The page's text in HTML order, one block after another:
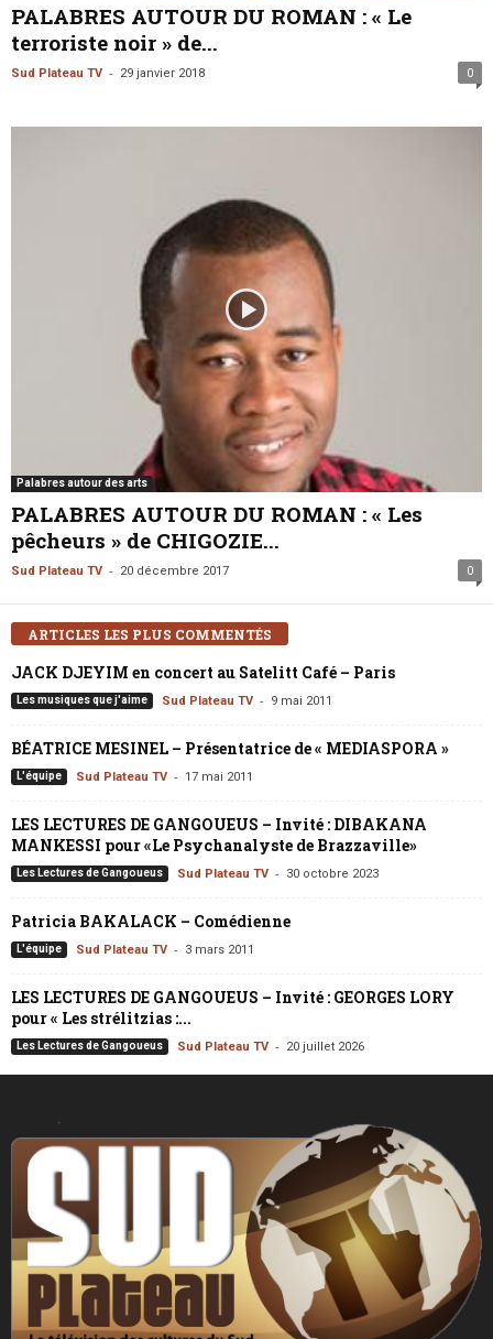
PALABRES AUTOUR DU ROMAN : « Le
terroriste noir » de...
Sud Plateau TV - 29 janvier 2018 0
Palabres autour des arts
PALABRES AUTOUR DU ROMAN : « Les
pêcheurs » de CHIGOZIE...
Sud Plateau TV - 20 décembre 2017 0
ARTICLES LES PLUS COMMENTÉS
JACK DJEYIM en concert au Satelitt Café – Paris
Les musiques que j'aime Sud Plateau TV - 9 mai 2011
BÉATRICE MESINEL – Présentatrice de « MEDIASPORA »
L'équipe Sud Plateau TV - 17 mai 2011
LES LECTURES DE GANGOUEUS – Invité : DIBAKANA
MANKESSI pour «Le Psychanalyste de Brazzaville»
Les Lectures de Gangoueus Sud Plateau TV - 30 octobre 2023
Patricia BAKALACK – Comédienne
L'équipe Sud Plateau TV - 3 mars 2011
LES LECTURES DE GANGOUEUS – Invité : GEORGES LORY
pour « Les strélitzias :...
Les Lectures de Gangoueus Sud Plateau TV - 20 juillet 2026